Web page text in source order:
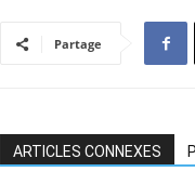
Partage
ARTICLES CONNEXES